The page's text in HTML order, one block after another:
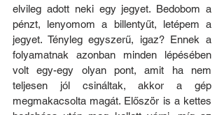
elvileg adott neki egy jegyet. Bedobom a
pénzt, lenyomom a billentyűt, letépem a
jegyet. Tényleg egyszerű, igaz? Ennek a
folyamatnak azonban minden lépésében
volt egy-egy olyan pont, amit ha nem
teljesen jól csináltak, akkor a gép
megmakacsolta magát. Először is a kettes